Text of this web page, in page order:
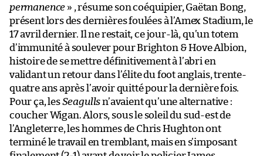
permanence » , résume son coéquipier, Gaëtan Bong,
présent lors des dernières foulées à l’Amex Stadium, le
17 avril dernier. Il ne restait, ce jour-là, qu’un totem
d’immunité à soulever pour Brighton & Hove Albion,
histoire de se mettre définitivement à l’abri en
validant un retour dans l’élite du foot anglais, trente-
quatre ans après l’avoir quitté pour la dernière fois.
Pour ça, lesSeagullsn’avaient qu’une alternative :
coucher Wigan. Alors, sous le soleil du sud-est de
l’Angleterre, les hommes de Chris Hughton ont
terminé le travail en tremblant, mais en s’imposant